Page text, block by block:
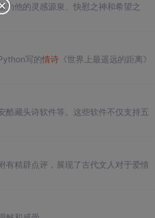
为他的灵感源泉、快慰之神和希望之
写的情诗《世界上最遥远的距离》
酷藏头诗软件等。这些软件不仅支持五
有精辟点评，展现了古代文人对于爱情